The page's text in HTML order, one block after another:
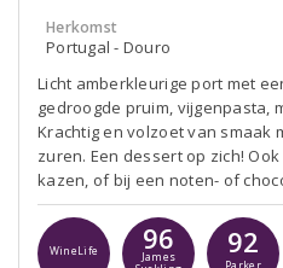
Herkomst
Portugal - Douro
Licht amberkleurige port met
gedroogde pruim, vijgenpasta,
Krachtig en volzoet van smaak
zuren. Een dessert op zich!
kazen, of bij een noten- of
WineLife 96
James
92